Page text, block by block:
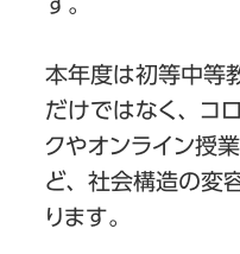
本年度は初等中等
だけではなく、コ
クやオンライン授
ど、社会構造の変
ります。